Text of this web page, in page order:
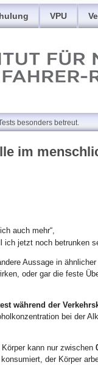
VPU
besonders betreut.
im
auch mehr“,
ich jetzt noch betrunken
Aussage in
oder gar die feste
während der
bei der
kann nur zwischen
der Körper